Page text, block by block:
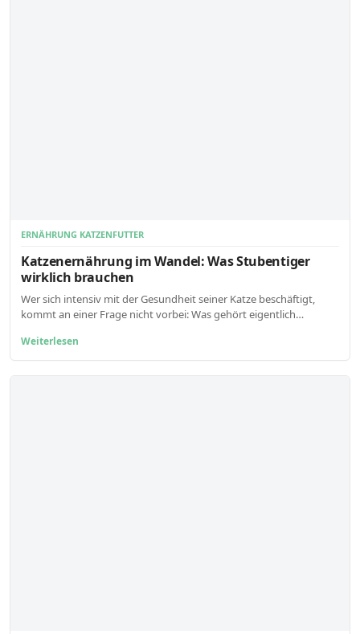
ERNÄHRUNG KATZENFUTTER
Katzenernährung im Wandel: Was Stubentiger
wirklich brauchen
Wer sich intensiv mit der Gesundheit seiner Katze beschäftigt,
kommt an einer Frage nicht vorbei: Was gehört eigentlich…
Weiterlesen